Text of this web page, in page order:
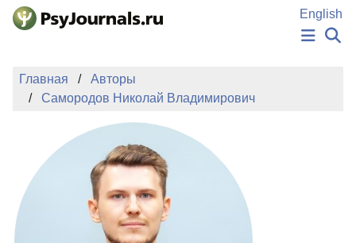
Перейти к основному содержанию
English
ИЗДАНИЯ
АВТОРЫ
ПОДАТЬ РУКОПИСЬ
БАЗА ЗНАНИЙ
КЛЮЧЕВЫЕ СЛОВА
Регистрация
Главная
Авторы
Самородов Николай Владимирович